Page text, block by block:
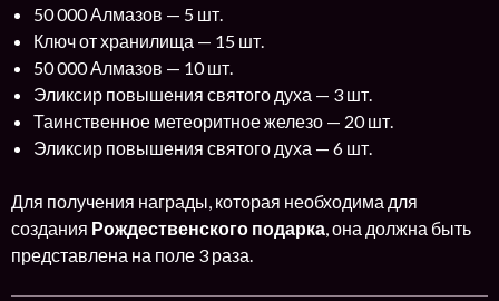
50 000 Алмазов — 5 шт.
Ключ от хранилища — 15 шт.
50 000 Алмазов — 10 шт.
Эликсир повышения святого духа — 3 шт.
Таинственное метеоритное железо — 20 шт.
Эликсир повышения святого духа — 6 шт.
Для получения награды, которая необходима для
создания Рождественского подарка, она должна быть
представлена на поле 3 раза.